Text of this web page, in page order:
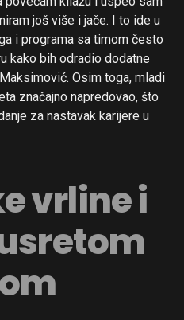
još više i jače. I to ide u
i programa sa timom često
kako bih odradio dodatne
Osim toga, mladi
značajno napredovao, što
za nastavak karijere u
vrline i